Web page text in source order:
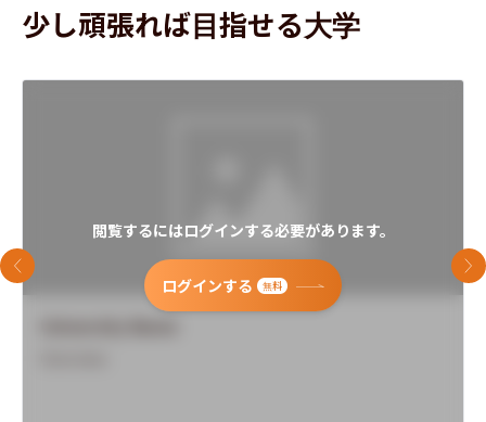
少し頑張れば目指せる大学
閲覧するにはログインする必要があります。
ログインする 無料
前のスライド 次